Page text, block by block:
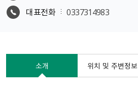
대표전화
0337314983
소개 위치 및 주변정보